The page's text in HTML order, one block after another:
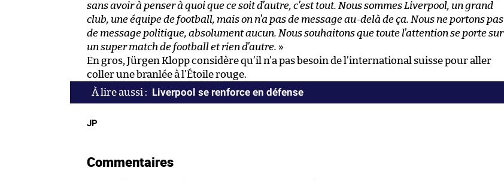
sans avoir à penser à quoi que ce soit d’autre, c’est tout. Nous sommes Liverpool, un grand
club, une équipe de football, mais on n’a pas de message au-delà de ça. Nous ne portons pas
de message politique, absolument aucun. Nous souhaitons que toute l’attention se porte sur
un super match de football et rien d’autre. »
En gros, Jürgen Klopp considère qu’il n’a pas besoin de l’international suisse pour aller
coller une branlée à l’Étoile rouge.
Liverpool se renforce en défense
JP
Commentaires